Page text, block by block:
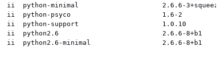
ii  python-minimal                     2.6.6-
ii  python-psyco                       1.6-2
ii  python-support                     1.0.10
ii  python2.6                          2.6.6-8+b1
ii  python2.6-minimal                  2.6.6-8+b1